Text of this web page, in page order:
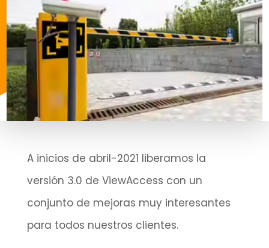
A inicios de abril-2021 liberamos la
versión 3.0 de ViewAccess con un
conjunto de mejoras muy interesantes
para todos nuestros clientes.